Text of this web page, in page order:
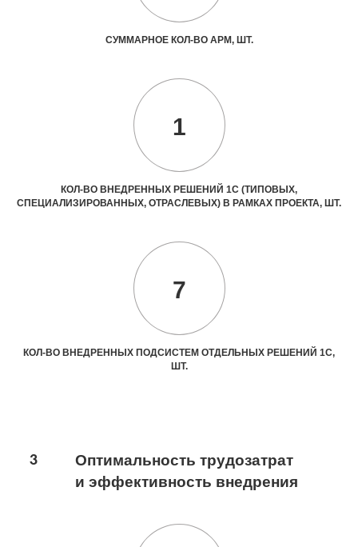
СУММАРНОЕ КОЛ-ВО АРМ, ШТ.
1
КОЛ-ВО ВНЕДРЕННЫХ РЕШЕНИЙ 1С (ТИПОВЫХ,
СПЕЦИАЛИЗИРОВАННЫХ, ОТРАСЛЕВЫХ) В РАМКАХ ПРОЕКТА, ШТ.
7
КОЛ-ВО ВНЕДРЕННЫХ ПОДСИСТЕМ ОТДЕЛЬНЫХ РЕШЕНИЙ 1С,
ШТ.
3
Оптимальность трудозатрат
и эффективность внедрения